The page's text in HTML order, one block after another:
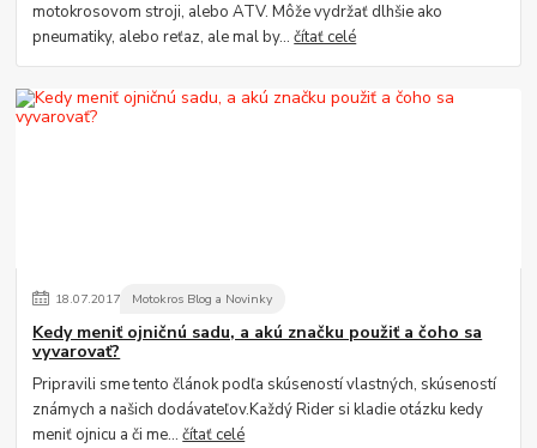
motokrosovom stroji, alebo ATV. Môže vydržať dlhšie ako
pneumatiky, alebo reťaz, ale mal by...čítať celé
18.07.2017 Motokros Blog a Novinky
Kedy meniť ojničnú sadu, a akú značku použiť a čoho sa
vyvarovať?
Pripravili sme tento článok podľa skúseností vlastných, skúseností
známych a našich dodávateľov.Každý Rider si kladie otázku kedy
meniť ojnicu a či me...čítať celé